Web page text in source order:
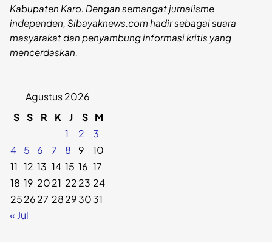
Kabupaten Karo. Dengan semangat jurnalisme
independen, Sibayaknews.com hadir sebagai suara
masyarakat dan penyambung informasi kritis yang
mencerdaskan.
Agustus 2026
S S R K J S M
1
2
3
4
5 6 7 8 9
10
11 12 13 14 15 16 17
18 19 2021 2223 24
252627 28293031
« Jul